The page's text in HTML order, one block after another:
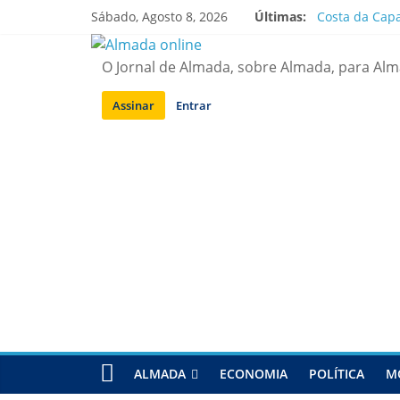
Sábado, Agosto 8, 2026 Últimas:
Costa da
Laranjeiro |
Ponte 25 de
O Jornal de Almada, sobre Almada, para
Assinar Entrar
ALMADA ECONOMIA POLÍTICA